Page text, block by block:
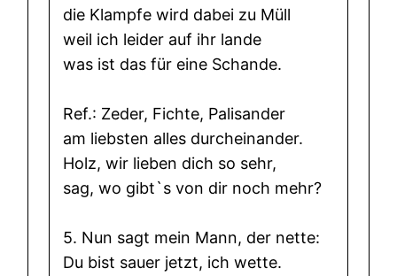
die Klampfe wird dabei zu Müll
weil ich leider auf ihr lande
was ist das für eine Schande.
Ref.: Zeder, Fichte, Palisander
am liebsten alles durcheinander.
Holz, wir lieben dich so sehr,
sag, wo gibt`s von dir noch mehr?
5. Nun sagt mein Mann, der nette:
Du bist sauer jetzt, ich wette.